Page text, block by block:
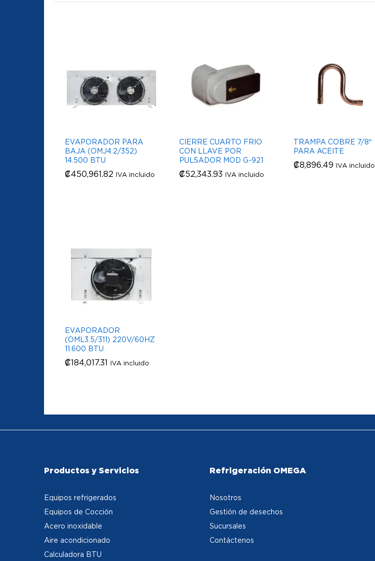
EVAPORADOR PARA
BAJA (OMJ4.2/352)
14.500 BTU
₡450,961.82 IVA incluido
₡450,961.82
CIERRE CUARTO FRIO
CON LLAVE POR
PULSADOR MOD G-921
₡52,343.93 IVA incluido
₡52,343.93
TRAMPA COBRE 7/8″
PARA ACEITE
₡8,896.49 IVA incluido
₡8,896.49
EVAPORADOR
(OML3.5/311) 220V/60HZ
11.600 BTU
₡184,017.31 IVA incluido
₡184,017.31
Productos y Servicios
Equipos refrigerados
Equipos de Cocción
Acero inoxidable
Aire acondicionado
Calculadora BTU
Refrigeración OMEGA
Nosotros
Gestión de desechos
Sucursales
Contáctenos